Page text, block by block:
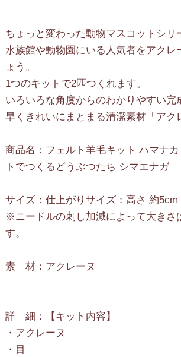
ちょっと変わった動物マスコットシリ
水族館や動物園にいる人気者をアクレ
ょう。
1つのキットで2匹つくれます。
いろいろな角度からのわかりやすい完
早くきれいにまとまる清潔素材「アク
商品名：フェルト羊毛キット ハマナ
トでつくるどうぶつたち シマエナガ
サイズ：仕上がりサイズ：高さ 約5cm
※ニードルの刺し加減によって大きさ
す。
素 材：アクレーヌ
詳 細：【キット内容】
・アクレーヌ
・目